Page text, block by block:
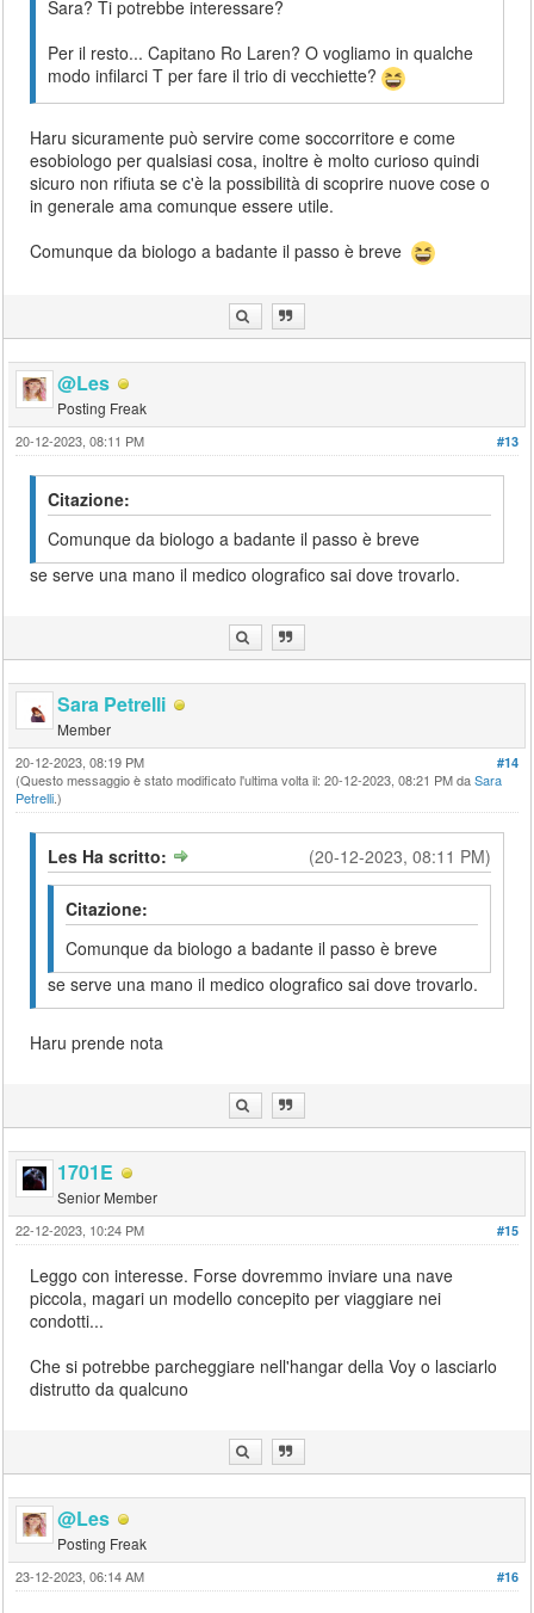
Sara? Ti potrebbe interessare?
Per il resto... Capitano Ro Laren? O vogliamo in qualche
modo infilarci T per fare il trio di vecchiette?
Haru sicuramente può servire come soccorritore e come
esobiologo per qualsiasi cosa, inoltre è molto curioso quindi
sicuro non rifiuta se c'è la possibilità di scoprire nuove cose o
in generale ama comunque essere utile.
Comunque da biologo a badante il passo è breve
@Les
Posting Freak
#13
20-12-2023, 08:11 PM
Citazione:
Comunque da biologo a badante il passo è breve
se serve una mano il medico olografico sai dove trovarlo.
Sara Petrelli
Member
#14
20-12-2023, 08:19 PM
(Questo messaggio è stato modificato l'ultima volta il: 20-12-2023, 08:21 PM daSara
Petrelli.)
(20-12-2023, 08:11 PM)
Les Ha scritto:
Citazione:
Comunque da biologo a badante il passo è breve
se serve una mano il medico olografico sai dove trovarlo.
Haru prende nota
1701E
Senior Member
#15
22-12-2023, 10:24 PM
Leggo con interesse. Forse dovremmo inviare una nave
piccola, magari un modello concepito per viaggiare nei
condotti...
Che si potrebbe parcheggiare nell'hangar della Voy o lasciarlo
distrutto da qualcuno
@Les
Posting Freak
#16
23-12-2023, 06:14 AM